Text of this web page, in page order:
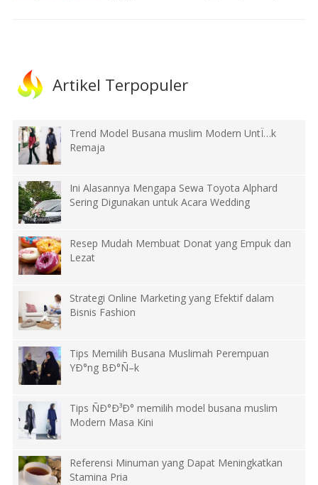
Artikel Terpopuler
Trend Model Busana muslim Modern UntÏ…k
Remaja
Ini Alasannya Mengapa Sewa Toyota Alphard
Sering Digunakan untuk Acara Wedding
Resep Mudah Membuat Donat yang Empuk dan
Lezat
Strategi Online Marketing yang Efektif dalam
Bisnis Fashion
Tips Memilih Busana Muslimah Perempuan
YÐ°ng BÐ°Ñ–k
Tips ÑÐ°Ð³Ð° memilih model busana muslim
Modern Masa Kini
Referensi Minuman yang Dapat Meningkatkan
Stamina Pria